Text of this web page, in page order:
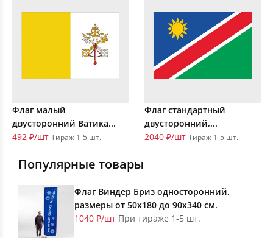
Флаг малый
двусторонний Ватика...
492 ₽/шт Тираж 1-5 шт.
Флаг стандартный
двусторонний,...
2040 ₽/шт Тираж 1-5 шт.
Популярные товары
Флаг Виндер Бриз односторонний,
размеры от 50х180 до 90х340 см.
1040 ₽/шт При тираже 1-5 шт.